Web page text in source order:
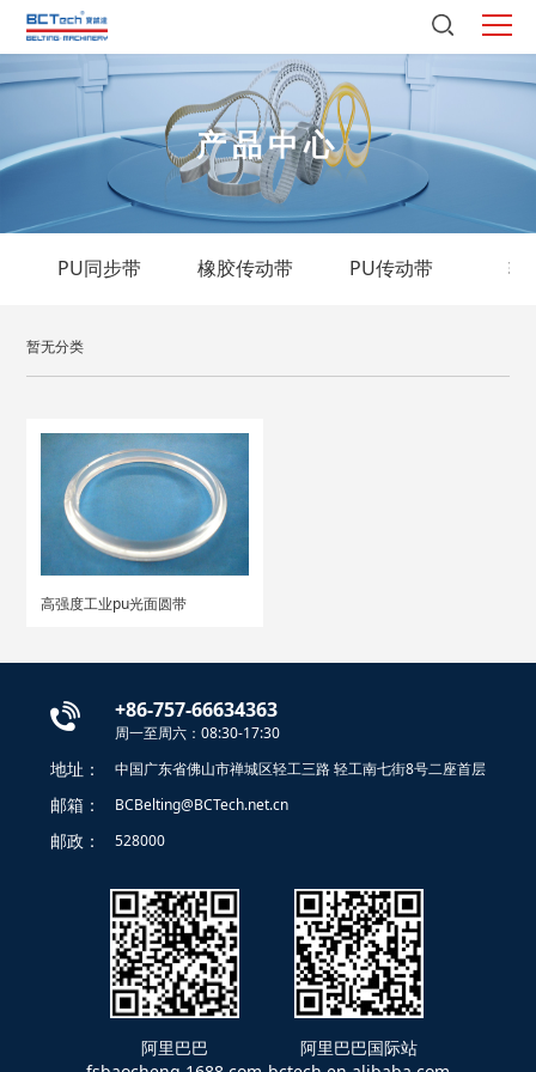
产品中心
PU同步带 橡胶传动带 PU传动带 输
暂无分类
高强度工业pu光面圆带
+86-757-66634363
周一至周六：08:30-17:30
地址： 中国广东省佛山市禅城区轻工三路 轻工南七街8号二座首层
邮箱： BCBelting@BCTech.net.cn
邮政： 528000
阿里巴巴
阿里巴巴国际站